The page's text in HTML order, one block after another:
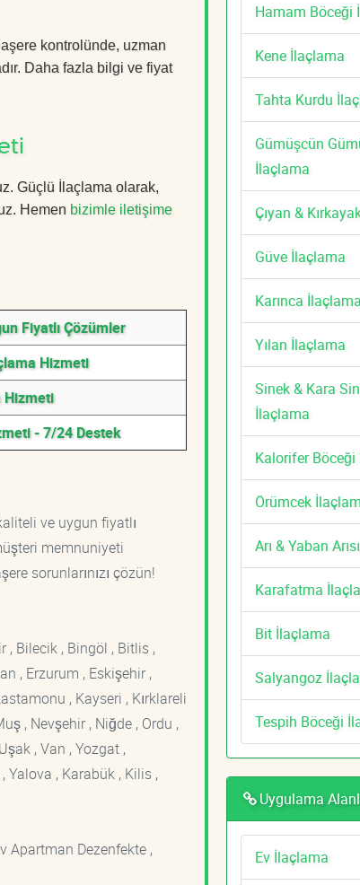
kontrolünde, uzman
Daha fazla bilgi ve fiyat
Güçlü İlaçlama olarak,
Hemen bizimle iletişime
Fiyatlı Çözümler
Hizmeti
Hizmeti
- 7/24 Destek
ve uygun fiyatlı
memnuniyeti
sorunlarınızı çözün!
, Bilecik , Bingöl , Bitlis ,
, Erzurum , Eskişehir ,
, Kayseri , Kırklareli
, Nevşehir , Niğde , Ordu ,
, Van , Yozgat ,
Yalova , Karabük , Kilis ,
Apartman Dezenfekte ,
Hamam Böceği
Kene İlaçlama
Tahta Kurdu
Gümüşcün
İlaçlama
Çıyan &
Güve İlaçlama
Karınca İlaçlama
Yılan İlaçlama
Sinek & Kara
İlaçlama
Kalorifer
Örümcek
Arı & Yaban
Karafatma
Bit İlaçlama
Salyangoz
Tespih Böceği
Uygulama
Ev İlaçlama